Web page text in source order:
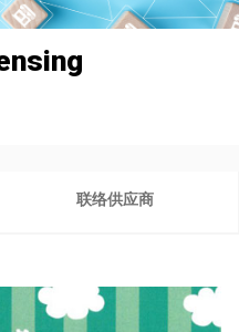
联络供应商